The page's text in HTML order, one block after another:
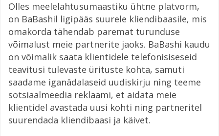
Olles meelelahtusumaastiku ühtne platvorm,
on BaBashil ligipääs suurele kliendibaasile, mis
omakorda tähendab paremat turunduse
võimalust meie partnerite jaoks. BaBashi kaudu
on võimalik saata klientidele telefonisiseseid
teavitusi tulevaste ürituste kohta, samuti
saadame iganädalaseid uudiskirju ning teeme
sotsiaalmeedia reklaami, et aidata meie
klientidel avastada uusi kohti ning partneritel
suurendada kliendibaasi ja käivet.